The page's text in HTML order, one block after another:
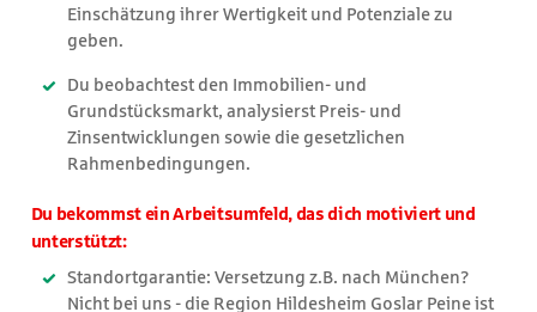
Einschätzung ihrer Wertigkeit und Potenziale zu
geben.
Du beobachtest den Immobilien- und
Grundstücksmarkt, analysierst Preis- und
Zinsentwicklungen sowie die gesetzlichen
Rahmenbedingungen.
Du bekommst ein Arbeitsumfeld, das dich motiviert und
unterstützt:
Standortgarantie: Versetzung z.B. nach München?
Nicht bei uns - die Region Hildesheim Goslar Peine ist